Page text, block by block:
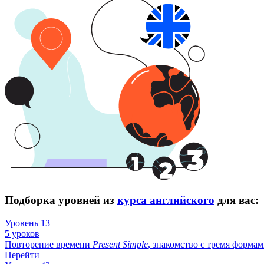
Подборка уровней из курса английского для вас:
Уровень 13
5 уроков
Повторение времени Present Simple, знакомство с тремя
Перейти